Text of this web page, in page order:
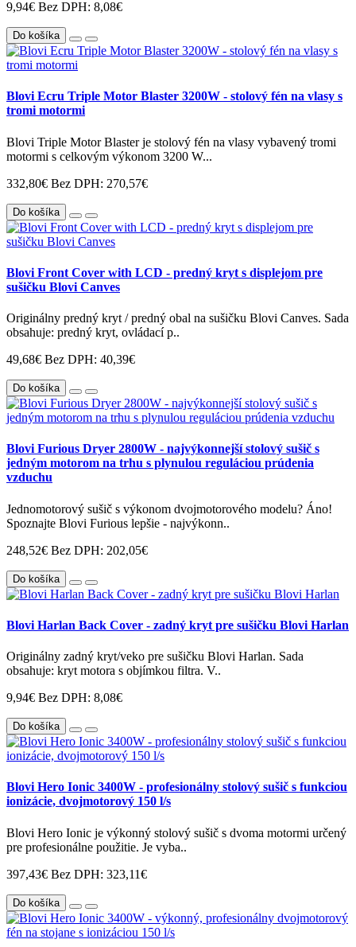
9,94€ Bez DPH: 8,08€
Do košíka
Blovi Ecru Triple Motor Blaster 3200W - stolový fén na vlasy s
tromi motormi
Blovi Triple Motor Blaster je stolový fén na vlasy vybavený tromi
motormi s celkovým výkonom 3200 W...
332,80€ Bez DPH: 270,57€
Do košíka
Blovi Front Cover with LCD - predný kryt s displejom pre
sušičku Blovi Canves
Originálny predný kryt / predný obal na sušičku Blovi Canves. Sada
obsahuje: predný kryt, ovládací p..
49,68€ Bez DPH: 40,39€
Do košíka
Blovi Furious Dryer 2800W - najvýkonnejší stolový sušič s
jedným motorom na trhu s plynulou reguláciou prúdenia
vzduchu
Jednomotorový sušič s výkonom dvojmotorového modelu? Áno!
Spoznajte Blovi Furious lepšie - najvýkonn..
248,52€ Bez DPH: 202,05€
Do košíka
Blovi Harlan Back Cover - zadný kryt pre sušičku Blovi Harlan
Originálny zadný kryt/veko pre sušičku Blovi Harlan. Sada
obsahuje: kryt motora s objímkou filtra. V..
9,94€ Bez DPH: 8,08€
Do košíka
Blovi Hero Ionic 3400W - profesionálny stolový sušič s funkciou
ionizácie, dvojmotorový 150 l/s
Blovi Hero Ionic je výkonný stolový sušič s dvoma motormi určený
pre profesionálne použitie. Je vyba..
397,43€ Bez DPH: 323,11€
Do košíka